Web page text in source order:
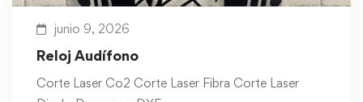
junio 9, 2026
Reloj Audífono
Corte Laser Co2 Corte Laser Fibra Corte Laser